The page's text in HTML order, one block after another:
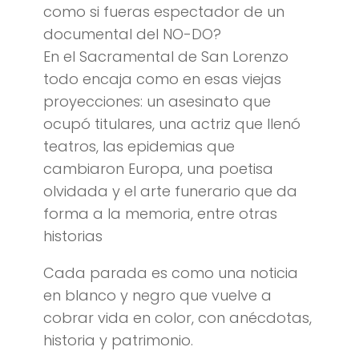
como si fueras espectador de un
documental del NO-DO?
En el Sacramental de San Lorenzo
todo encaja como en esas viejas
proyecciones: un asesinato que
ocupó titulares, una actriz que llenó
teatros, las epidemias que
cambiaron Europa, una poetisa
olvidada y el arte funerario que da
forma a la memoria, entre otras
historias
Cada parada es como una noticia
en blanco y negro que vuelve a
cobrar vida en color, con anécdotas,
historia y patrimonio.